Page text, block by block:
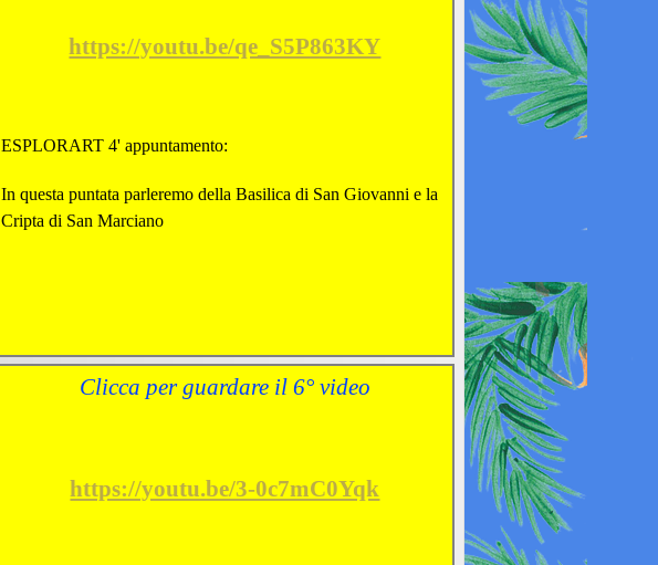
https://youtu.be/qe_S5P863KY
ESPLORART 4' appuntamento:
In questa puntata parleremo della Basilica di San Giovanni e la
Cripta di San Marciano
Clicca per guardare il 6° video
https://youtu.be/3-0c7mC0Yqk